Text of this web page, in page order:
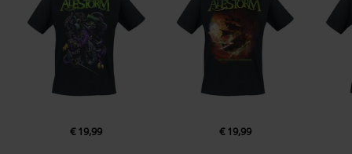
€ 19,99 € 19,99